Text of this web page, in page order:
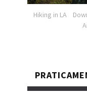
Hiking in LA